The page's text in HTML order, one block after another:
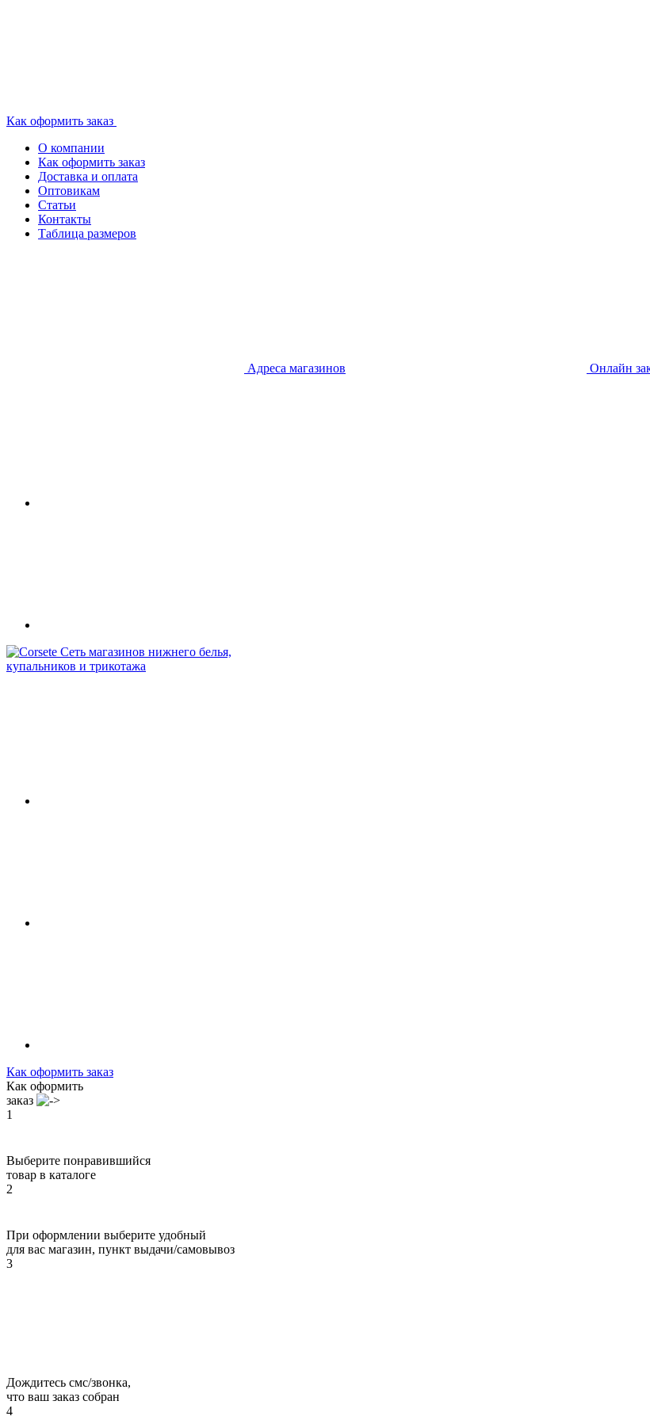
Как оформить заказ
О компании
Как оформить заказ
Доставка и оплата
Оптовикам
Статьи
Контакты
Таблица размеров
Адреса магазинов Онлайн
Сеть магазинов нижнего белья,
купальников и трикотажа
Как оформить заказ
Как оформить
заказ
1
Выберите понравившийся
товар в каталоге
2
При оформлении выберите удобный
для вас магазин, пункт выдачи/самовывоз
3
Дождитесь смс/звонка,
что ваш заказ собран
4